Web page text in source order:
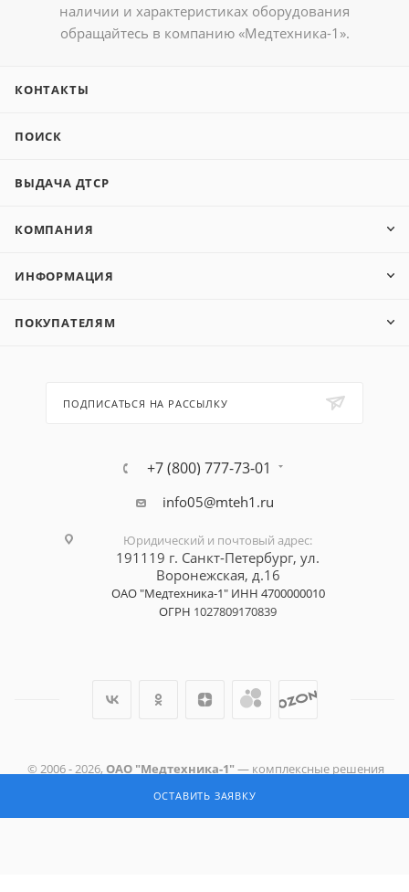
ОСТАВИТЬ ЗАЯВКУ
наличии и характеристиках оборудования
обращайтесь в компанию «Медтехника-1».
КОНТАКТЫ
ПОИСК
ВЫДАЧА ДТСР
КОМПАНИЯ
ИНФОРМАЦИЯ
ПОКУПАТЕЛЯМ
ПОДПИСАТЬСЯ НА РАССЫЛКУ
+7 (800) 777-73-01
info05@mteh1.ru
Юридический и почтовый адрес:
191119 г. Санкт-Петербург, ул.
Воронежская, д.16
ОАО "Медтехника-1" ИНН 4700000010
ОГРН 1027809170839
© 2006 -2026, ОАО "Медтехника-1"— комплексные решения
для здравоохранения: продажа, ремонт и техническое